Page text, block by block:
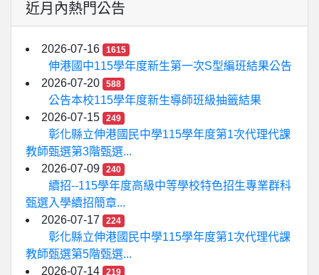
近月內熱門公告
2026-07-16 1615
伸港國中115學年度新生第一次S型編班結果公告
2026-07-20
588
公告本校115學年度新生導師班級抽籤結果
2026-07-15
249
彰化縣立伸港國民中學115學年度第1次代理代課
教師甄選第3階甄選...
2026-07-09
240
續招--115學年度高級中等學校特色招生專業群科
甄選入學續招簡章...
2026-07-17
224
彰化縣立伸港國民中學115學年度第1次代理代課
教師甄選第5階甄選...
2026-07-14
219